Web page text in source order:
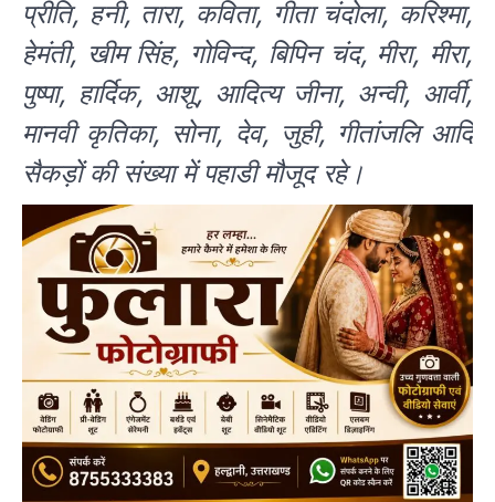
प्रीति, हनी, तारा, कविता, गीता चंदोला, करिश्मा,
हेमंती, खीम सिंह, गोविन्द, बिपिन चंद, मीरा, मीरा,
पुष्पा, हार्दिक, आशू, आदित्य जीना, अन्वी, आर्वी,
मानवी कृतिका, सोना, देव, जुही, गीतांजलि आदि
सैकड़ों की संख्या में पहाडी मौजूद रहे।